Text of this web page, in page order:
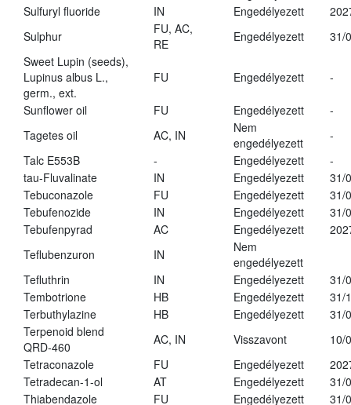
Sulfuryl fluoride
IN Engedélyezett
Sulphur
FU, AC,
RE
Engedélyezett
31/
Sweet Lupin (seeds),
Lupinus albus L.,
germ., ext.
FU Engedélyezett -
Sunflower oil FU Engedélyezett
-
Tagetes oil
AC, IN
Nem
engedélyezett
-
Talc E553B
- Engedélyezett
-
tau-Fluvalinate
IN Engedélyezett
31/
Tebuconazole
FU Engedélyezett
31/
Tebufenozide
IN Engedélyezett
31/
Tebufenpyrad
AC Engedélyezett
Teflubenzuron
IN
Nem
engedélyezett
Tefluthrin
IN Engedélyezett
31/
Tembotrione
HB Engedélyezett
31/
Terbuthylazine
HB Engedélyezett
31/
Terpenoid blend
QRD-460
AC, IN Visszavont
10/
Tetraconazole
FU Engedélyezett
Tetradecan-1-ol
AT Engedélyezett
31/
Thiabendazole
FU Engedélyezett
31/